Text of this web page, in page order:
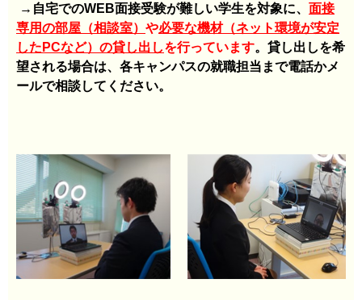
→自宅でのWEB面接受験が難しい学生を対象に、 面接
専用の部屋（相談室） や必要な機材（ネット環境が安定
したPCなど）の貸し出しを行っています。貸し出しを希
望される場合は、各キャンパスの就職担当まで電話かメ
ールで相談してください。